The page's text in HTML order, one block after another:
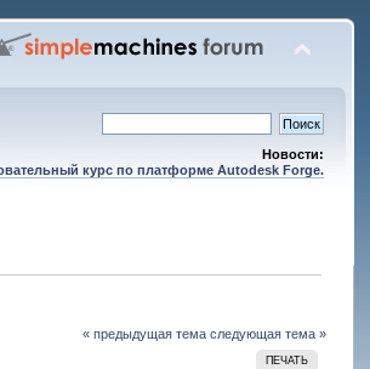
Новости:
курс по платформе Autodesk Forge.
« предыдущая тема следующая тема »
ПЕЧАТЬ